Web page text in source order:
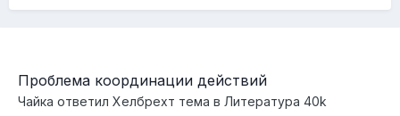
Проблема координации действий
Чайка ответил Хелбрехт тема в Литература 40k